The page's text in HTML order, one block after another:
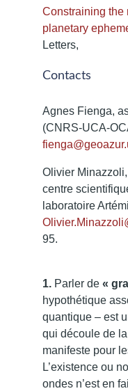
Constraining the
planetary
Letters,
Contacts
Agnes Fienga,
(CNRS-UCA-
Olivier
centre
laboratoire
95.
1. Parler de «
hypothétique
quantique – est
qui découle de
manifeste pour
L’existence ou
ondes n’est en